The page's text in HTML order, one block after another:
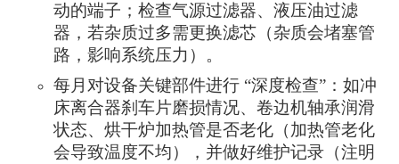
动的端子；检查气源过滤器、液压油过滤
器，若杂质过多需更换滤芯（杂质会堵塞管
路，影响系统压力）。
每月对设备关键部件进行 “深度检查”：如冲
床离合器刹车片磨损情况、卷边机轴承润滑
状态、烘干炉加热管是否老化（加热管老化
会导致温度不均），并做好维护记录（注明